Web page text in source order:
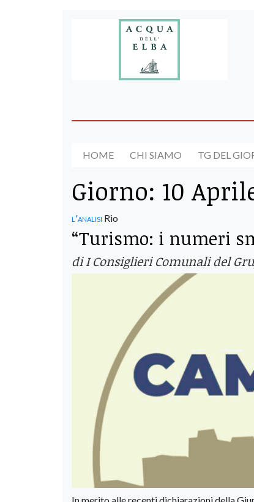
HOME CHI SIAMO TG DEL
Giorno: 10
l'analisi Rio
“Turismo: i numeri
di I Consiglieri Comunali del